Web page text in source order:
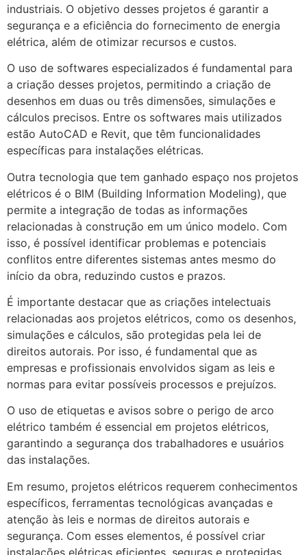
industriais. O objetivo desses projetos é garantir a
segurança e a eficiência do fornecimento de energia
elétrica, além de otimizar recursos e custos.
O uso de softwares especializados é fundamental para
a criação desses projetos, permitindo a criação de
desenhos em duas ou três dimensões, simulações e
cálculos precisos. Entre os softwares mais utilizados
estão AutoCAD e Revit, que têm funcionalidades
específicas para instalações elétricas.
Outra tecnologia que tem ganhado espaço nos projetos
elétricos é o BIM (Building Information Modeling), que
permite a integração de todas as informações
relacionadas à construção em um único modelo. Com
isso, é possível identificar problemas e potenciais
conflitos entre diferentes sistemas antes mesmo do
início da obra, reduzindo custos e prazos.
É importante destacar que as criações intelectuais
relacionadas aos projetos elétricos, como os desenhos,
simulações e cálculos, são protegidas pela lei de
direitos autorais. Por isso, é fundamental que as
empresas e profissionais envolvidos sigam as leis e
normas para evitar possíveis processos e prejuízos.
O uso de etiquetas e avisos sobre o perigo de arco
elétrico também é essencial em projetos elétricos,
garantindo a segurança dos trabalhadores e usuários
das instalações.
Em resumo, projetos elétricos requerem conhecimentos
específicos, ferramentas tecnológicas avançadas e
atenção às leis e normas de direitos autorais e
segurança. Com esses elementos, é possível criar
instalações elétricas eficientes, seguras e protegidas